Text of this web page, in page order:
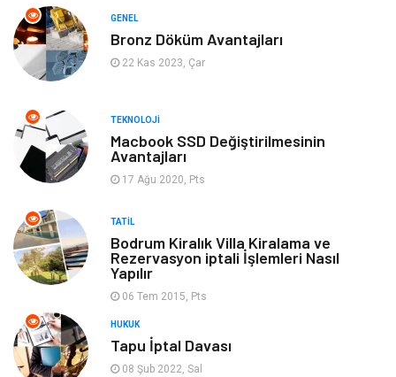
Tekstil Genel Kültür
Turizm Spor Malzemeleri
Hediyelik Eşya
oyun alanları
Blogroll
Cruise
Güzellik
GENEL
Bronz Döküm Avantajları
22 Kas 2023, Çar
TEKNOLOJI
Macbook SSD Değiştirilmesinin
Avantajları
17 Ağu 2020, Pts
TATIL
Bodrum Kiralık Villa Kiralama ve
Rezervasyon iptali İşlemleri Nasıl
Yapılır
06 Tem 2015, Pts
HUKUK
Tapu İptal Davası
08 Şub 2022, Sal